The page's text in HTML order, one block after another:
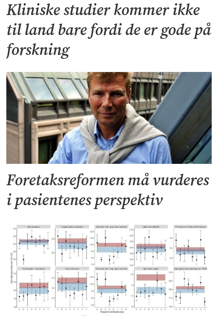
Kliniske studier kommer ikke
til land bare fordi de er gode på
forskning
Foretaksreformen må vurderes
i pasientenes perspektiv